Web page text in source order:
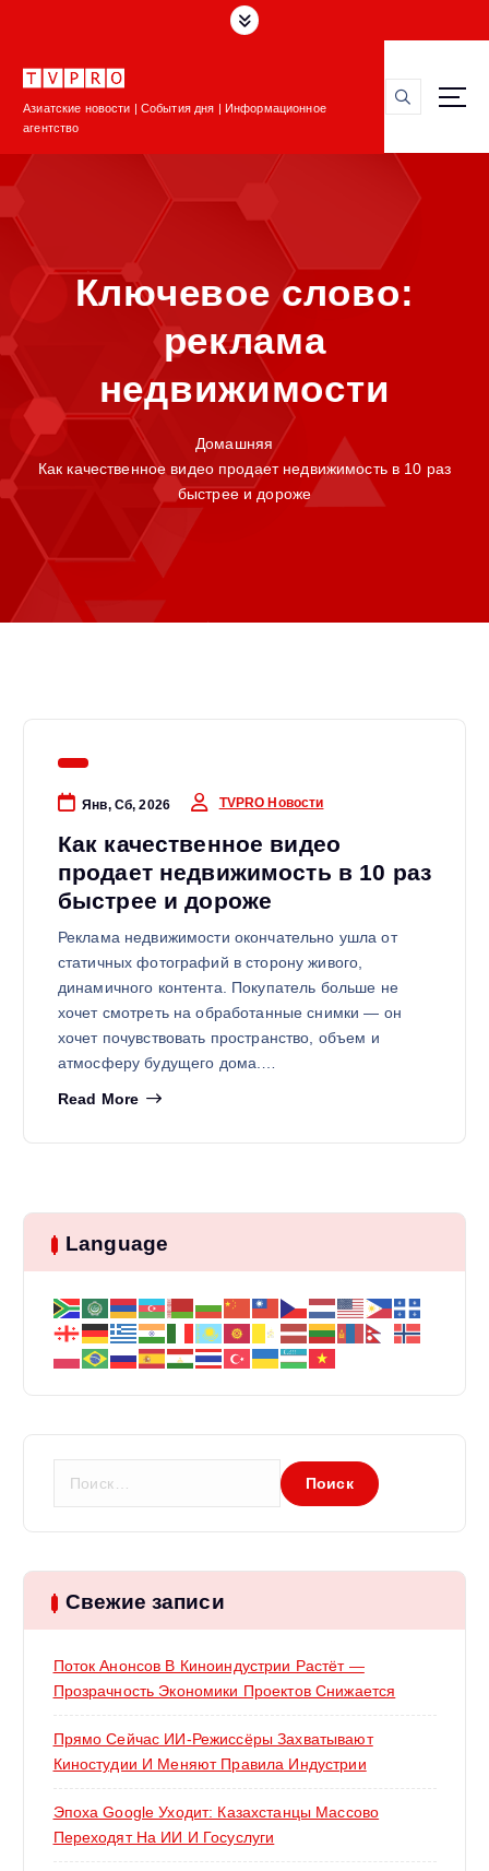
к
Азиатские новости | События дня | Информационное
агентство
Ключевое слово:
реклама
недвижимости
Домашняя
Как качественное видео продает недвижимость в 10 раз
быстрее и дороже
Янв, Сб, 2026 TVPRO Новости
Как качественное видео
продает недвижимость в 10 раз
быстрее и дороже
Реклама недвижимости окончательно ушла от
статичных фотографий в сторону живого,
динамичного контента. Покупатель больше не
хочет смотреть на обработанные снимки — он
хочет почувствовать пространство, объем и
атмосферу будущего дома.…
Read More
Language
и
: Свежие записи
Поток Анонсов В Киноиндустрии Растёт —
Прозрачность Экономики Проектов Снижается
Прямо Сейчас ИИ-Режиссёры Захватывают
Киностудии И Меняют Правила Индустрии
Эпоха Google Уходит: Казахстанцы Массово
Переходят На ИИ И Госуслуги